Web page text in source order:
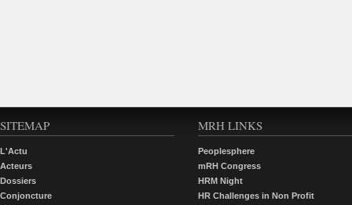
SITEMAP
L'Actu
Acteurs
Dossiers
Conjoncture
MRH LINKS
Peoplesphere
mRH Congress
HRM Night
HR Challenges in Non Profit